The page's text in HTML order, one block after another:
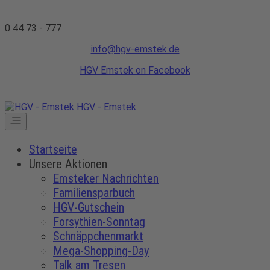
0 44 73 - 777
info@hgv-emstek.de
HGV Emstek on Facebook
HGV - Emstek
Startseite
Unsere Aktionen
Emsteker Nachrichten
Familiensparbuch
HGV-Gutschein
Forsythien-Sonntag
Schnäppchenmarkt
Mega-Shopping-Day
Talk am Tresen